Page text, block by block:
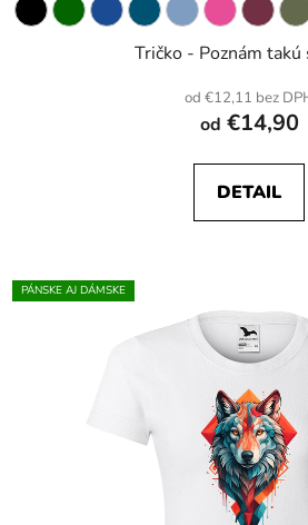
Tričko - Poznám takú
od €12,11 bez
od €14,90
DETAIL
PÁNSKE AJ DÁMSKE